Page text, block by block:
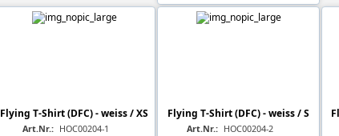
Flying T-Shirt (DFC) - weiss / XS
Art.Nr.: HOC00204-1
Flying T-Shirt (DFC) - weiss / S
Art.Nr.: HOC00204-2